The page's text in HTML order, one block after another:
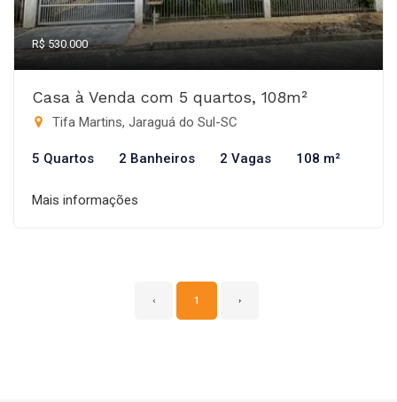
R$ 530.000
Casa à Venda com 5 quartos, 108m²
Tifa Martins, Jaraguá do Sul-SC
5 Quartos 2 Banheiros 2 Vagas 108 m²
Mais informações
‹ 1 ›